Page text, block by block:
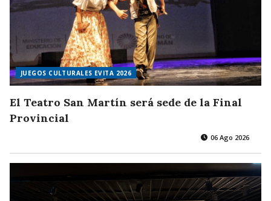
JUEGOS CULTURALES EVITA 2026
El Teatro San Martín será sede de la Final
Provincial
06 Ago 2026